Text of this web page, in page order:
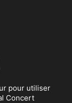
pour utiliser
Concert